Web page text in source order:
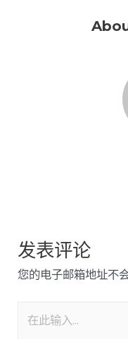
发表评论
您的电子邮箱地址不